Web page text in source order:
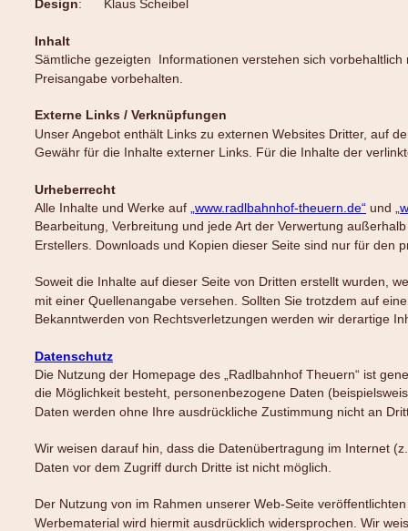
Design: Klaus Scheibel
Inhalt
Sämtliche gezeigten  Informationen verstehen sich
Preisangabe vorbehalten.
Externe Links / Verknüpfungen
Unser Angebot enthält Links zu externen Websites Dritter, auf
Gewähr für die Inhalte externer Links. Für die Inhalte der
Urheberrecht
Alle Inhalte und Werke auf „www.radlbahnhof-theuern.de“ und „
Bearbeitung, Verbreitung und jede Art der Verwertung
Erstellers. Downloads und Kopien dieser Seite sind nur für den
Soweit die Inhalte auf dieser Seite von Dritten erstellt wurden,
mit einer Quellenangabe versehen. Sollten Sie trotzdem auf
Bekanntwerden von Rechtsverletzungen werden wir derartige
Datenschutz
Die Nutzung der Homepage des „Radlbahnhof Theuern“ ist
die Möglichkeit besteht, personenbezogene Daten
Daten werden ohne Ihre ausdrückliche Zustimmung nicht an
Wir weisen darauf hin, dass die Datenübertragung im Internet
Daten vor dem Zugriff durch Dritte ist nicht möglich.
Der Nutzung von im Rahmen unserer Web-Seite
Werbematerial wird hiermit ausdrücklich widersprochen. Wir